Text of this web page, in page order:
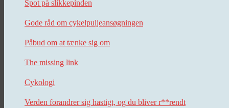
Spot på slikkepinden
Gode råd om cykelpuljeansøgningen
Påbud om at tænke sig om
The missing link
Cykologi
Verden forandrer sig hastigt, og du bliver r**rendt